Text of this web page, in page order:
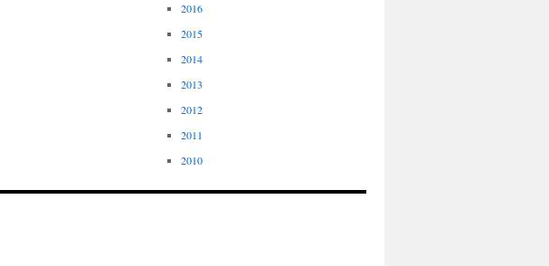
2016
2015
2014
2013
2012
2011
2010